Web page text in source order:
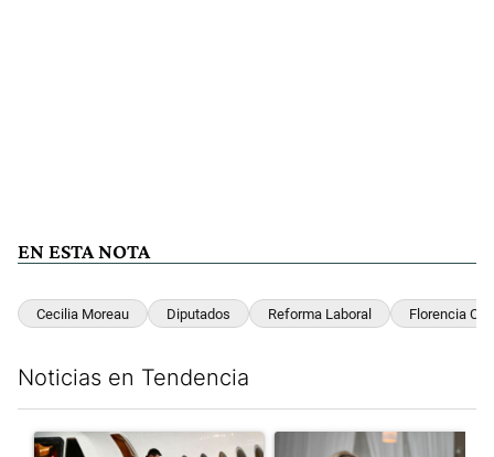
EN ESTA NOTA
Cecilia Moreau Diputados Reforma Laboral Florencia
Noticias en Tendencia
Un artículo de tendencia con el título "Lionel Messi llegó a
Un artículo de tendencia